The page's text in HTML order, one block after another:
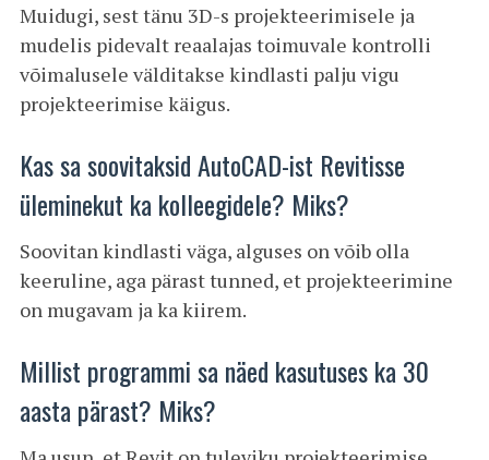
Muidugi, sest tänu 3D-s projekteerimisele ja
mudelis pidevalt reaalajas toimuvale kontrolli
võimalusele välditakse kindlasti palju vigu
projekteerimise käigus.
Kas sa soovitaksid AutoCAD-ist Revitisse
üleminekut ka kolleegidele? Miks?
Soovitan kindlasti väga, alguses on võib olla
keeruline, aga pärast tunned, et projekteerimine
on mugavam ja ka kiirem.
Millist programmi sa näed kasutuses ka 30
aasta pärast? Miks?